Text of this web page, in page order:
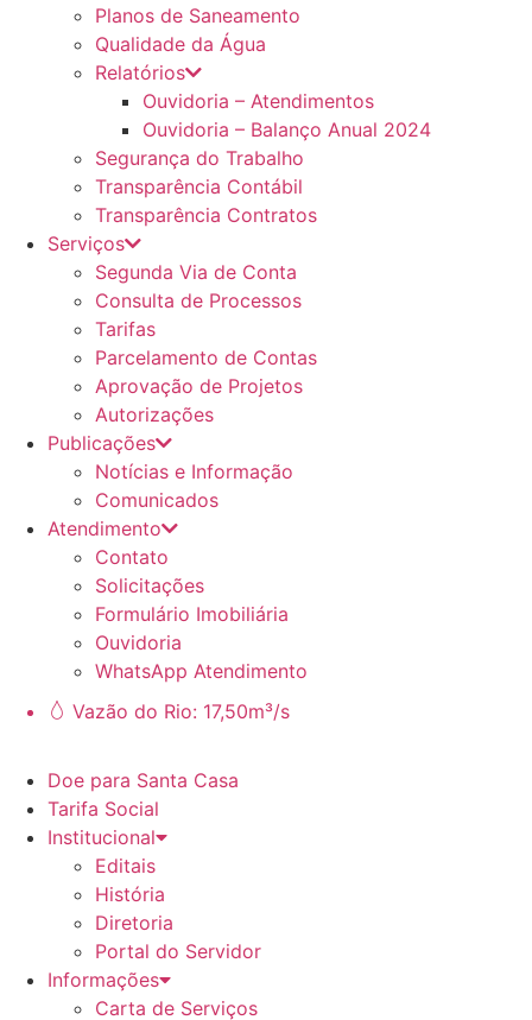
Planos de Saneamento
Qualidade da Água
Relatórios
Ouvidoria – Atendimentos
Ouvidoria – Balanço Anual 2024
Segurança do Trabalho
Transparência Contábil
Transparência Contratos
Serviços
Segunda Via de Conta
Consulta de Processos
Tarifas
Parcelamento de Contas
Aprovação de Projetos
Autorizações
Publicações
Notícias e Informação
Comunicados
Atendimento
Contato
Solicitações
Formulário Imobiliária
Ouvidoria
WhatsApp Atendimento
Vazão do Rio: 17,50m³/s
Doe para Santa Casa
Tarifa Social
Institucional
Editais
História
Diretoria
Portal do Servidor
Informações
Carta de Serviços